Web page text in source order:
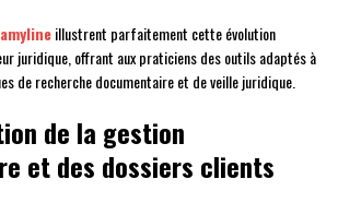
illustrent parfaitement cette évolution
juridique, offrant aux praticiens des outils adaptés à
de recherche documentaire et de veille juridique.
de la gestion
et des dossiers clients